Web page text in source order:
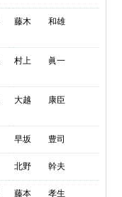
藤木 和雄
村上 眞一
大越 康臣
早坂 豊司
北野 幹夫
藤本 孝生